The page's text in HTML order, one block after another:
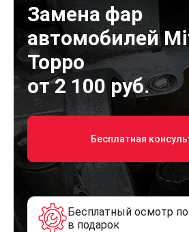
Замена фар
автомобилей
Toppo
от 2 100 руб.
Бесплатная
Бесплатный осмотр
в подарок